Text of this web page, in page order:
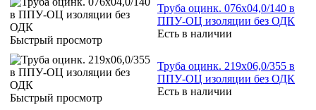
Быстрый просмотр
Труба оцинк. 076х04,0/140 в
ППУ-ОЦ изоляции без ОДК
Есть в наличии
Быстрый просмотр
Труба оцинк. 219х06,0/355 в
ППУ-ОЦ изоляции без ОДК
Есть в наличии